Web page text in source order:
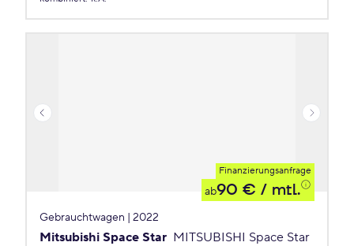
Finanzierungsanfrage
ab90 € / mtl.
Gebrauchtwagen | 2022
Mitsubishi Space Star MITSUBISHI Space Star